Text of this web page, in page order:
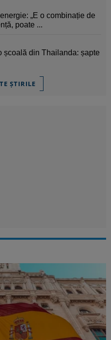
„E o combinație de
poate ...
școală din Thailanda: șapte
ȘTIRILE